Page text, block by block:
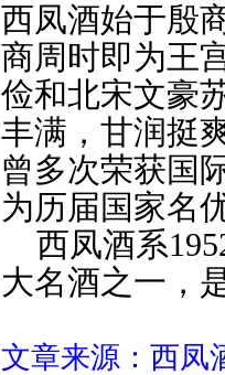
西凤酒始于殷
商周时即为王
俭和北宋文豪
丰满，甘润挺
曾多次荣获国
为历届国家名
西凤酒系
大名酒之一，
文章来源：西凤